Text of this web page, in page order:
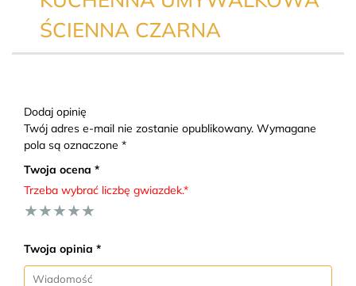
ŚCIENNA CZARNA
Dodaj opinię
Twój adres e-mail nie zostanie opublikowany. Wymagane
pola są oznaczone *
Twoja ocena *
Trzeba wybrać liczbę gwiazdek.*
★
★
★
★
★
Twoja opinia *